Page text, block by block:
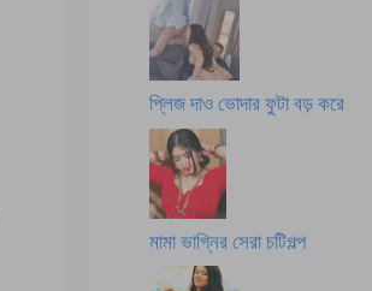
প্লিজ দাও ভোদার ফুটা বড় করে
মামা ভাগ্নির সেরা চটিগল্প